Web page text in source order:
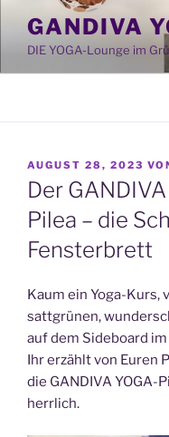
Inhalt
springen
GANDIVA
DIE YOGA-Lounge im
VERÖFFENTLICHT
AM
AUGUST 28, 2023
Der
Pilea – die
Fensterbrett
Kaum ein Yoga-Kurs,
sattgrünen,
auf dem Sideboard
Ihr erzählt von Euren
die GANDIVA YOGA-
herrlich.